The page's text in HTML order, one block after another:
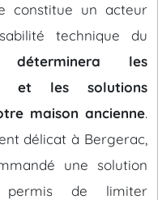
constitue un acteur
technique du
déterminera les
et les solutions
maison ancienne.
délicat à Bergerac,
une solution
de limiter